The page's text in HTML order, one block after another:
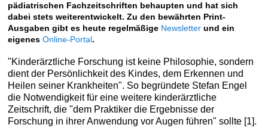
pädiatrischen Fachzeitschriften behaupten und hat sich
dabei stets weiterentwickelt. Zu den bewährten Print-
Ausgaben gibt es heute regelmäßige Newsletter und ein
eigenesOnline-Portal.
"Kinderärztliche Forschung ist keine Philosophie, sondern
dient der Persönlichkeit des Kindes, dem Erkennen und
Heilen seiner Krankheiten". So begründete Stefan Engel
die Notwendigkeit für eine weitere kinderärztliche
Zeitschrift, die "dem Praktiker die Ergebnisse der
Forschung in ihrer Anwendung vor Augen führen" sollte [1].